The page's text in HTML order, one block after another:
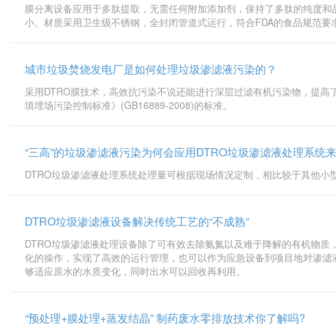
膜分离设备应用于多肽提取，无需任何附加添加剂，保持了多肽的纯度
小。材质采用卫生级不锈钢，全封闭管道式运行，符合FDA的食品规范要
城市垃圾焚烧发电厂是如何处理垃圾渗滤液污染的？
采用DTRO膜技术，高效抗污染不说还能进行深层过滤有机污染物，提
填埋场污染控制标准》(GB16889-2008)的标准。
“三高”的垃圾渗滤液污染为何会应用DTRO垃圾渗滤液处理系统
DTRO垃圾渗滤液处理系统处理量可根据现场情况定制，相比较于其他小
DTRO垃圾渗滤液设备解决传统工艺的“不成熟”
DTRO垃圾渗滤液处理设备除了可有效去除氨氮以及难于降解的有机物
化的操作，实现了高效的运行管理，也可以作为应急设备到项目地对渗
够适应原水的水质变化，同时出水可以回收再利用。
“预处理+膜处理+蒸发结晶” 制药废水零排放技术你了解吗?